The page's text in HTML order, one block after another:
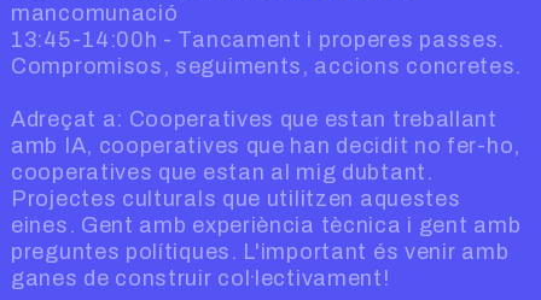
mancomunació
13:45-14:00h - Tancament i properes passes.
Compromisos, seguiments, accions concretes.
Adreçat a: Cooperatives que estan treballant
amb IA, cooperatives que han decidit no fer-ho,
cooperatives que estan al mig dubtant.
Projectes culturals que utilitzen aquestes
eines. Gent amb experiència tècnica i gent amb
preguntes polítiques. L'important és venir amb
ganes de construir col·lectivament!